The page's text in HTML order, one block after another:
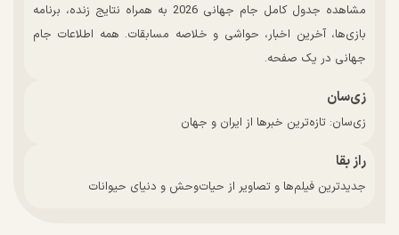
مشاهده جدول کامل جام جهانی 2026 به همراه نتایج زنده، برنامه
بازی‌ها، آخرین اخبار، حواشی و خلاصه مسابقات. همه اطلاعات جام
جهانی در یک صفحه.
زی‌سان
زی‌سان: تازه‌ترین خبرها از ایران و جهان
راز بقا
جدیدترین فیلم‌ها و تصاویر از حیات‌وحش و دنیای حیوانات